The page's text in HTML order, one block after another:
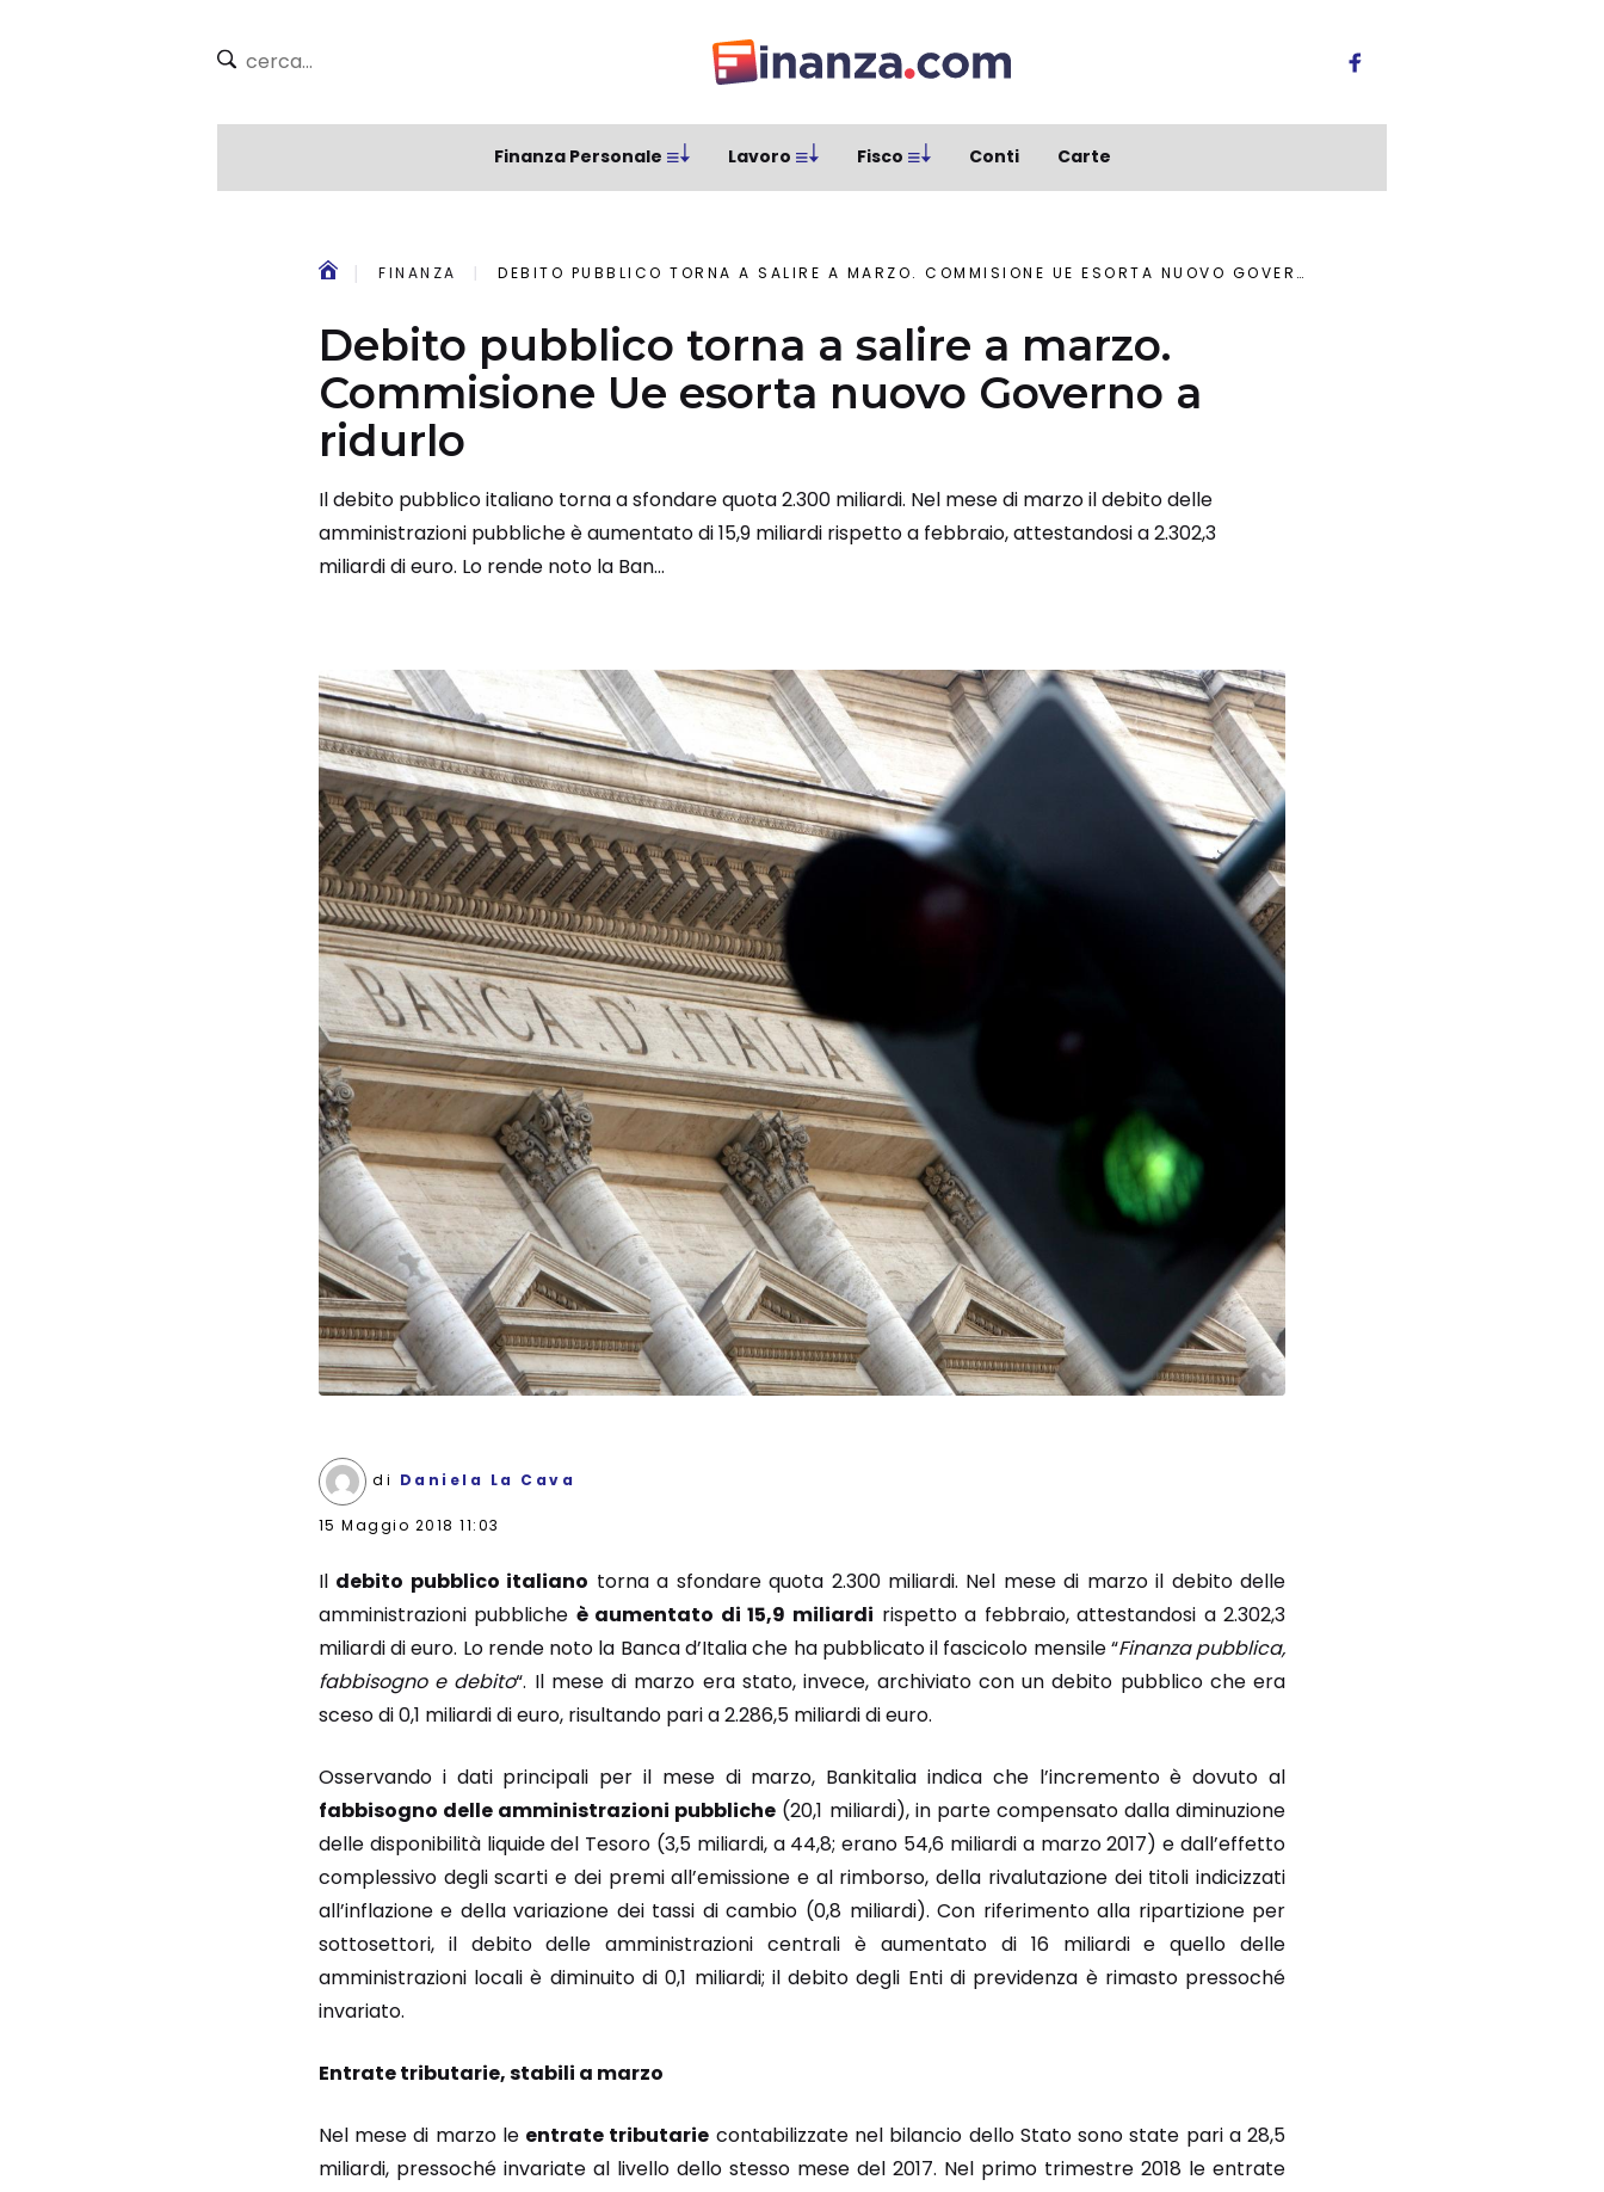
Finanza Personale Lavoro Fisco Conti Carte
FINANZA DEBITO PUBBLICO TORNA A SALIRE A MARZO. COMMISIONE UE ESORTA NUOVO GOVERNO A RIDURLO
Debito pubblico torna a salire a marzo.
Commisione Ue esorta nuovo Governo a
ridurlo
Il debito pubblico italiano torna a sfondare quota 2.300 miliardi. Nel mese di marzo il debito delle
amministrazioni pubbliche è aumentato di 15,9 miliardi rispetto a febbraio, attestandosi a 2.302,3
miliardi di euro. Lo rende noto la Ban...
di Daniela La Cava
15 Maggio 2018 11:03
Il debito pubblico italiano torna a sfondare quota 2.300 miliardi. Nel mese di marzo il debito delle
amministrazioni pubbliche è aumentato di 15,9 miliardi rispetto a febbraio, attestandosi a 2.302,3
miliardi di euro. Lo rende noto la Banca d’Italia che ha pubblicato il fascicolo mensile “Finanza pubblica,
fabbisogno e debito“. Il mese di marzo era stato, invece, archiviato con un debito pubblico che era
sceso di 0,1 miliardi di euro, risultando pari a 2.286,5 miliardi di euro.
Osservando i dati principali per il mese di marzo, Bankitalia indica che l’incremento è dovuto al
fabbisogno delle amministrazioni pubbliche (20,1 miliardi), in parte compensato dalla diminuzione
delle disponibilità liquide del Tesoro (3,5 miliardi, a 44,8; erano 54,6 miliardi a marzo 2017) e dall’effetto
complessivo degli scarti e dei premi all’emissione e al rimborso, della rivalutazione dei titoli indicizzati
all’inflazione e della variazione dei tassi di cambio (0,8 miliardi). Con riferimento alla ripartizione per
sottosettori, il debito delle amministrazioni centrali è aumentato di 16 miliardi e quello delle
amministrazioni locali è diminuito di 0,1 miliardi; il debito degli Enti di previdenza è rimasto pressoché
invariato.
Entrate tributarie, stabili a marzo
Nel mese di marzo le entrate tributarie contabilizzate nel bilancio dello Stato sono state pari a 28,5
miliardi, pressoché invariate al livello dello stesso mese del 2017. Nel primo trimestre 2018 le entrate